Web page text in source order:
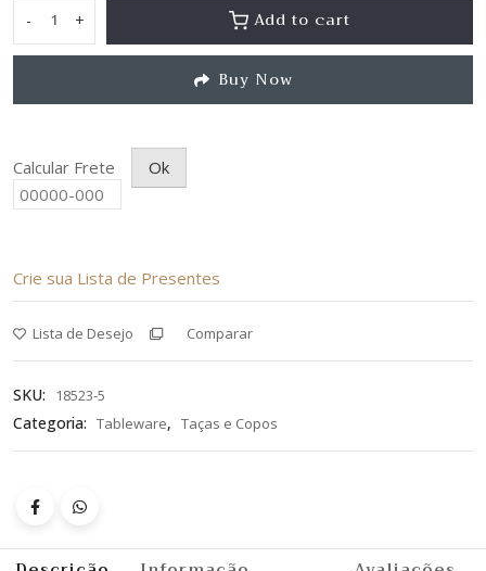
-
em
BarGlass
quantity
+ Add to cart
Buy Now
Calcular Frete Ok
Crie sua Lista de Presentes
Lista de Desejo Comparar
SKU: 18523-5
Categoria: Tableware, Taças e Copos